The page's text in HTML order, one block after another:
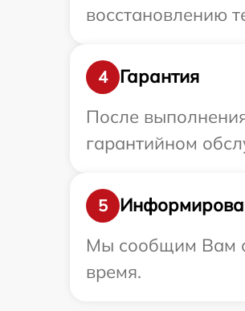
восстановлению
4
Гарантия
После
гарантийном
5
Мы сообщим Вам о
время.